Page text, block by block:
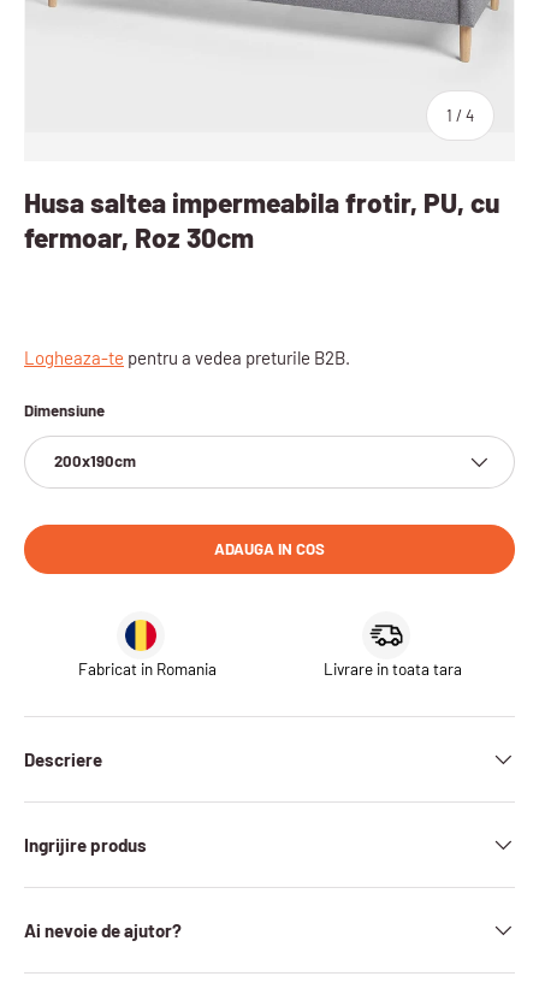
1 /sau
4
Husa saltea impermeabila frotir, PU, cu
fermoar, Roz 30cm
Logheaza-te pentru a vedea preturile B2B.
Dimensiune
200x190cm
ADAUGA IN COS
Fabricat in Romania Livrare in toata tara
Descriere
Ingrijire produs
Ai nevoie de ajutor?